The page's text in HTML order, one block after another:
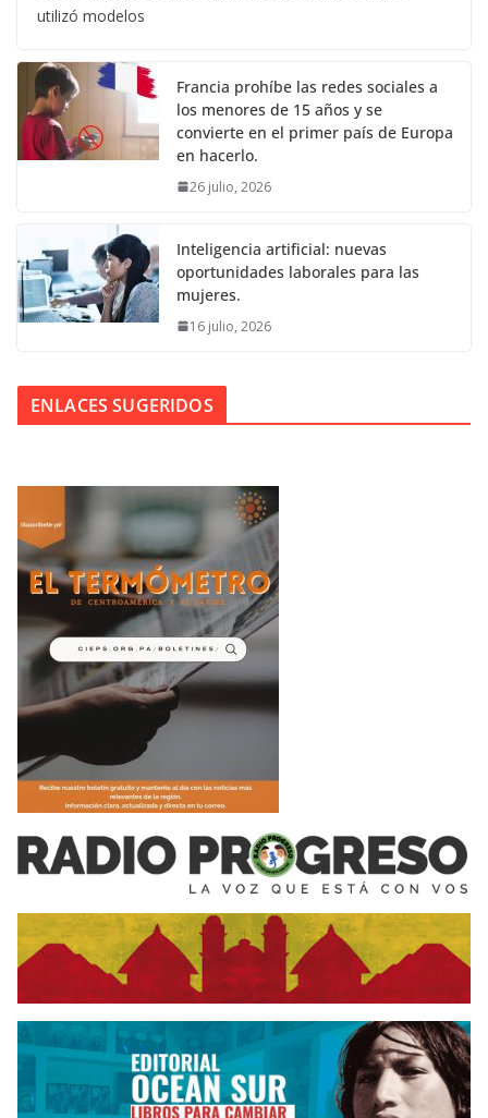
utilizó modelos
Francia prohíbe las redes sociales a
los menores de 15 años y se
convierte en el primer país de Europa
en hacerlo.
26 julio, 2026
Inteligencia artificial: nuevas
oportunidades laborales para las
mujeres.
16 julio, 2026
ENLACES SUGERIDOS